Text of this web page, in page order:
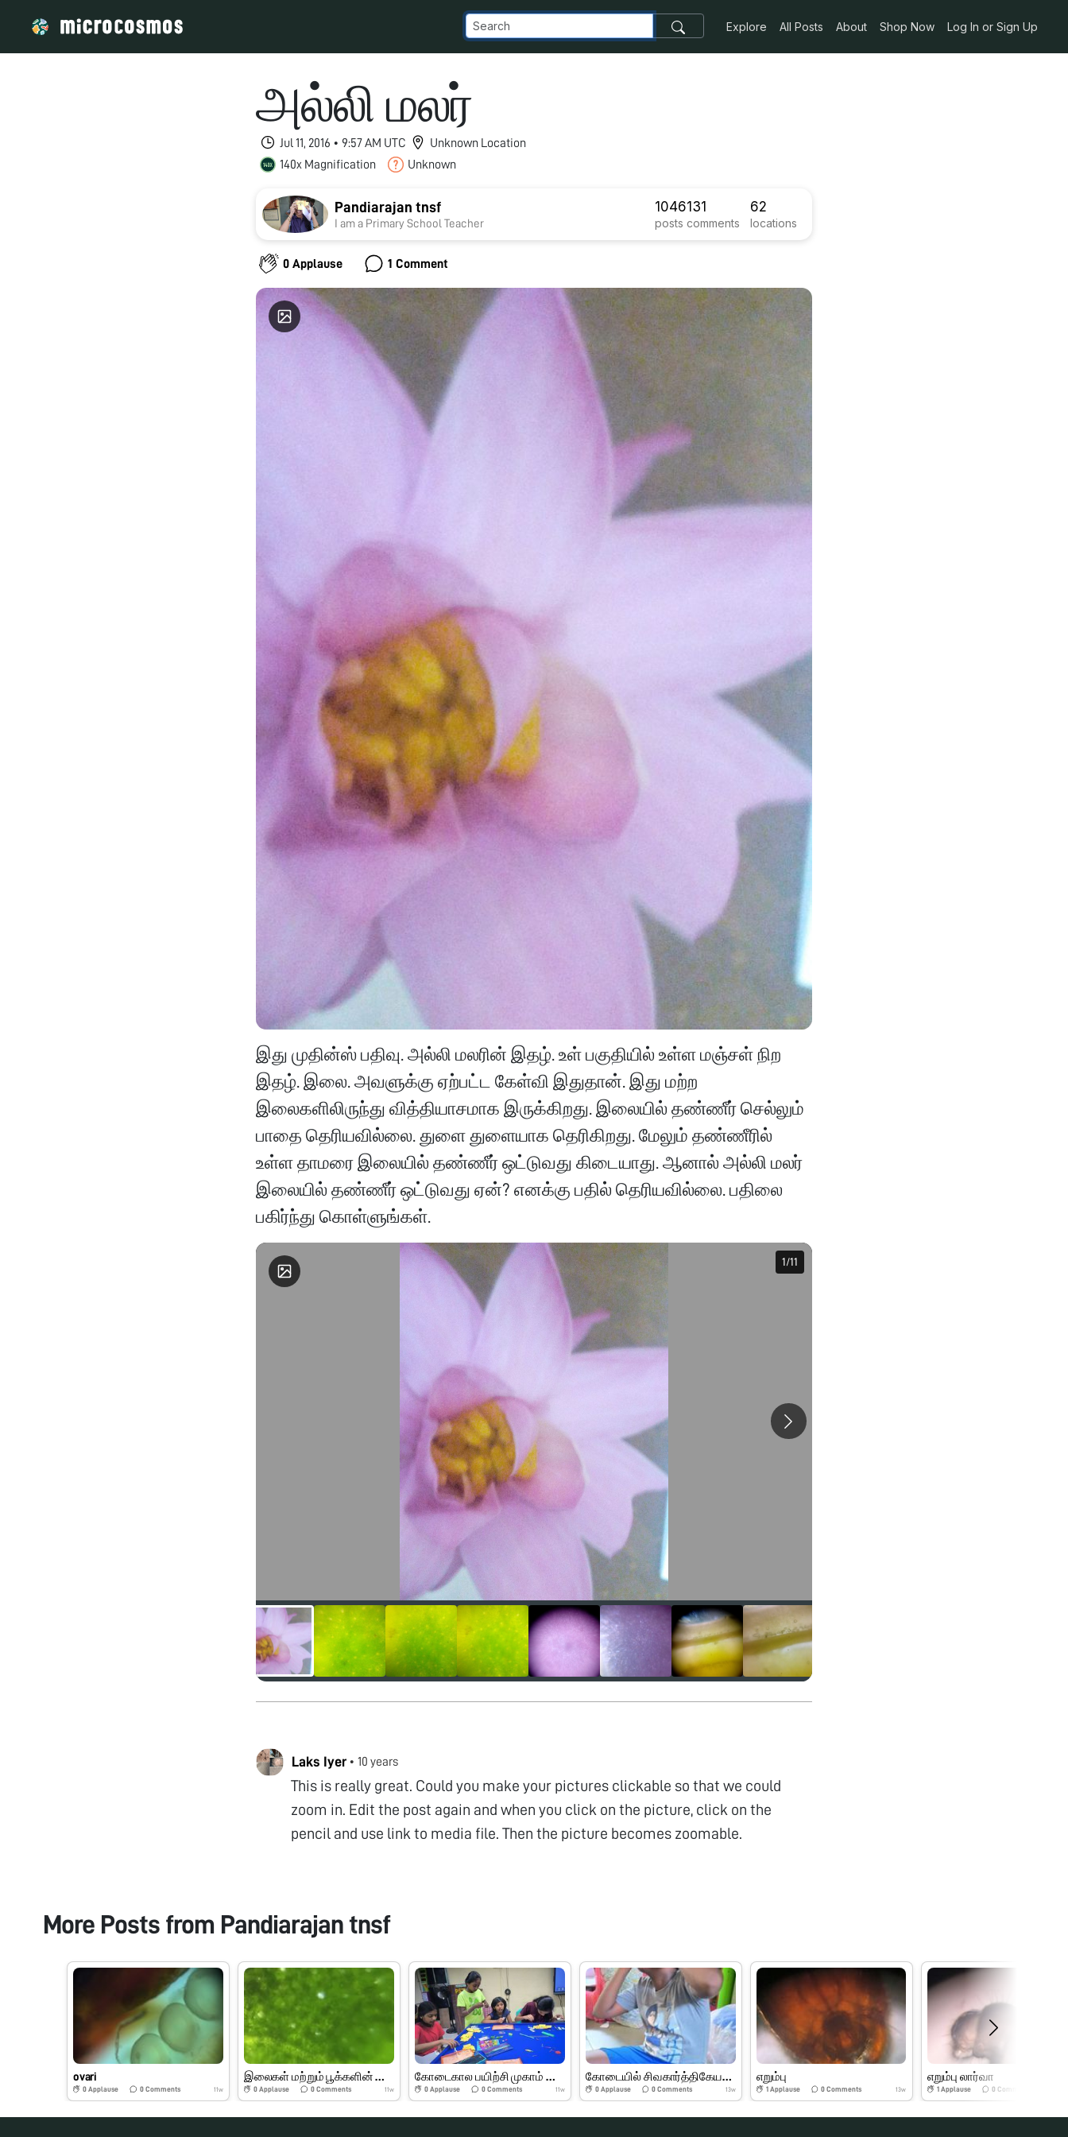
Explore All Posts About Shop Now Log In or Sign Up
அல்லி மலர்
Jul 11, 2016 • 9:57 AM UTC
Unknown Location
140x Magnification
Unknown
Pandiarajan tnsf
I am a Primary School Teacher
1046
posts
131
comments
62
locations
0 Applause 1 Comment
இது முதின்ஸ் பதிவு. அல்லி மலரின் இதழ். உள் பகுதியில் உள்ள மஞ்சள் நிற
இதழ். இலை. அவளுக்கு ஏற்பட்ட கேள்வி இதுதான். இது மற்ற
இலைகளிலிருந்து வித்தியாசமாக இருக்கிறது. இலையில் தண்ணீர் செல்லும்
பாதை தெரியவில்லை. துளை துளையாக தெரிகிறது. மேலும் தண்ணீரில்
உள்ள தாமரை இலையில் தண்ணீர் ஒட்டுவது கிடையாது. ஆனால் அல்லி மலர்
இலையில் தண்ணீர் ஒட்டுவது ஏன்? எனக்கு பதில் தெரியவில்லை. பதிலை
பகிர்ந்து கொள்ளுங்கள்.
1/11
1/11
Laks Iyer • 10 years
This is really great. Could you make your pictures clickable so that we could
zoom in. Edit the post again and when you click on the picture, click on the
pencil and use link to media file. Then the picture becomes zoomable.
More Posts from Pandiarajan tnsf
ovari
0 Applause 0Comments 11w
இலைகள் மற்றும் பூக்களின் பாகங்கள்
0 Applause 0Comments 11w
கோடைகால பயிற்சி முகாம் பெரியார் அறிவியல் மையம்
0 Applause 0Comments 11w
கோடையில் சிவகார்த்திகேயன் foldscope explor
0 Applause 0 Comments 13w
எறும்பு
1 Applause 0 Comments 13w
எறும்பு லார்வா
1Applause 0 Comments